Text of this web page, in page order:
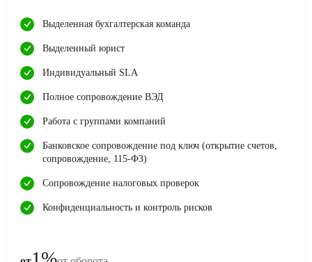
Выделенная бухгалтерская команда
Выделенный юрист
Индивидуальный SLA
Полное сопровождение ВЭД
Работа с группами компаний
Банковское сопровождение под ключ (открытие счетов,
сопровождение, 115-ФЗ)
Сопровождение налоговых проверок
Конфиденциальность и контроль рисков